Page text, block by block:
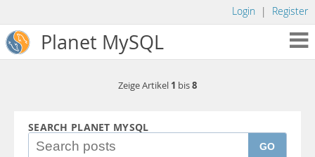
Login | Register
Planet MySQL
Zeige Artikel 1 bis8
SEARCH PLANET MYSQL
GO